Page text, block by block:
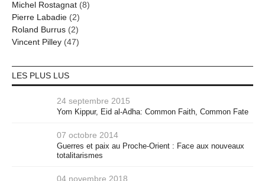
Michel Rostagnat (8)
Pierre Labadie (2)
Roland Burrus (2)
Vincent Pilley (47)
LES PLUS LUS
24 septembre 2015
Yom Kippur, Eid al-Adha: Common Faith, Common Fate
07 octobre 2014
Guerres et paix au Proche-Orient : Face aux nouveaux
totalitarismes
04 novembre 2018